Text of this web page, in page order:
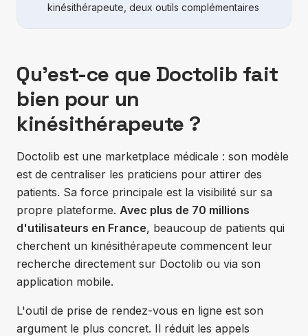
kinésithérapeute, deux outils complémentaires
Qu'est-ce que Doctolib fait
bien pour un
kinésithérapeute ?
Doctolib est une marketplace médicale : son modèle
est de centraliser les praticiens pour attirer des
patients. Sa force principale est la visibilité sur sa
propre plateforme. Avec plus de 70 millions
d'utilisateurs en France, beaucoup de patients qui
cherchent un kinésithérapeute commencent leur
recherche directement sur Doctolib ou via son
application mobile.
L'outil de prise de rendez-vous en ligne est son
argument le plus concret. Il réduit les appels